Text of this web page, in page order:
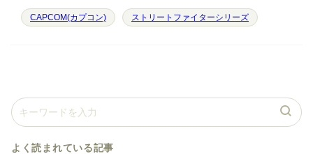
CAPCOM(カプコン) ストリートファイターシリーズ
よく読まれている記事